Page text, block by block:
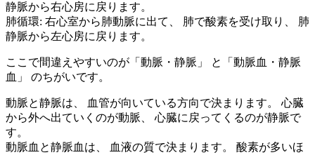
静脈から右心房に戻ります。
肺循環: 右心室から肺動脈に出て、 肺で酸素を受け取り、 肺
静脈から左心房に戻ります。
ここで間違えやすいのが「動脈・静脈」 と「動脈血・静脈
血」 のちがいです。
動脈と静脈は、 血管が向いている方向で決まります。 心臓
から外へ出ていくのが動脈、 心臓に戻ってくるのが静脈で
す。
動脈血と静脈血は、 血液の質で決まります。 酸素が多いほ